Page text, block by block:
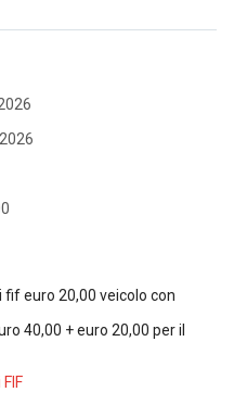
euro 20,00 veicolo con
40,00 + euro 20,00 per il